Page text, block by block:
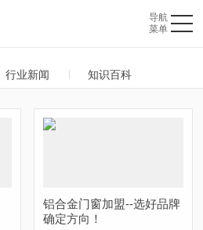
行业新闻 知识百科
铝合金门窗加盟--选好品牌
确定方向！